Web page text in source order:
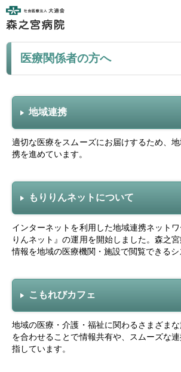
医療関係者の方へ
地域連携
適切な医療をスムーズにお届けするため、
携を進めています。
もりりんネットについて
インターネットを利用した地域連携ネット
りんネット』の運用を開始しました。森之
情報を地域の医療機関・施設で閲覧できるシ
こもれびカフェ
地域の医療・介護・福祉に関わるさまざま
を合わせることで情報共有や、スムーズな
指しています。